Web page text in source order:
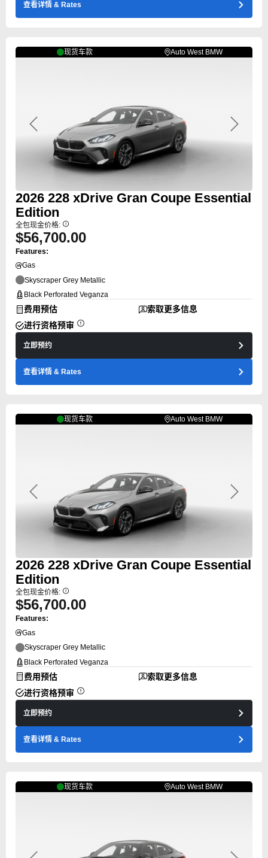
查看详情 & Rates
现货车款 Auto West BMW
Previous Next
2026 228 xDrive Gran Coupe Essential
Edition
全包现金价格:
$56,700.00
Features:
Gas
Skyscraper Grey Metallic
Black Perforated Veganza
费用预估
索取更多信息
进行资格预审
立即预约
查看详情 & Rates
现货车款 Auto West BMW
Previous Next
2026 228 xDrive Gran Coupe Essential
Edition
全包现金价格:
$56,700.00
Features:
Gas
Skyscraper Grey Metallic
Black Perforated Veganza
费用预估
索取更多信息
进行资格预审
立即预约
查看详情 & Rates
现货车款 Auto West BMW